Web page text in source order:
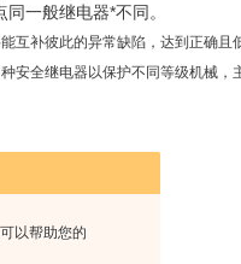
以帮助您的
一般继电器*不同。
互补彼此的异常缺陷，达到正确且
安全继电器以保护不同等级机械，